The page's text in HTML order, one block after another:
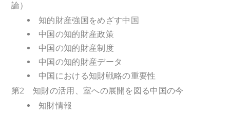
論）
知的財産強国をめざす中国
中国の知的財産政策
中国の知的財産制度
中国の知的財産データ
中国における知財戦略の重要性
第2 知財の活用、室への展開を図る中国の今
知財情報